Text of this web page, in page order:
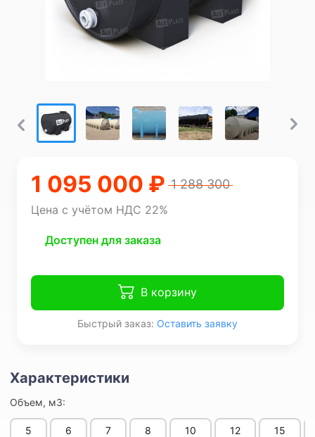
Объем, м3:
5 6 7 8 10 12 15
1 095 000 ₽ 1 288 300
Цена с учётом НДС 22%
Доступен для заказа
В корзину
Быстрый заказ: Оставить заявку